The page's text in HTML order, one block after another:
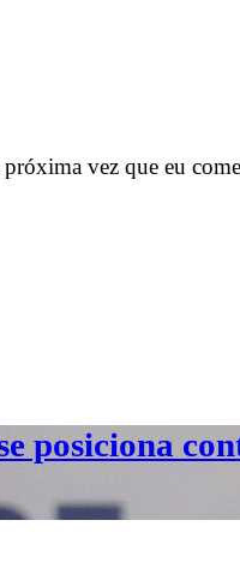
vez que eu
posiciona